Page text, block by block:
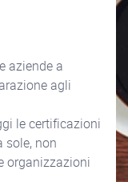
aziende a
agli
le certificazioni
sole, non
organizzazioni